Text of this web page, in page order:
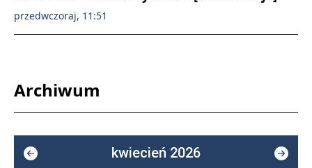
przedwczoraj, 11:51
Archiwum
kwiecień 2026